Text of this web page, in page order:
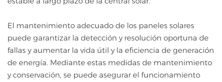
El mantenimiento adecuado de los paneles solares
puede garantizar la detección y resolución oportuna de
fallas y aumentar la vida útil y la eficiencia de generación
de energía. Mediante estas medidas de mantenimiento
y conservación, se puede asegurar el funcionamiento